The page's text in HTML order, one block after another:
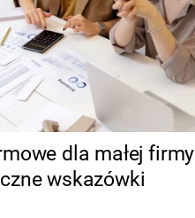
dla małej firmy
wskazówki